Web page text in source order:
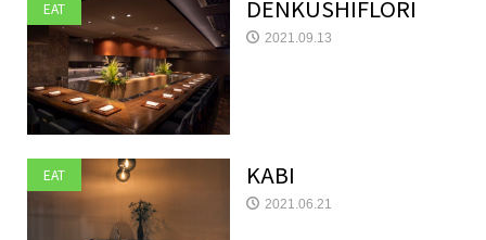
EAT DENKUSHIFLORI
2021.09.13
EAT KABI
2021.06.21